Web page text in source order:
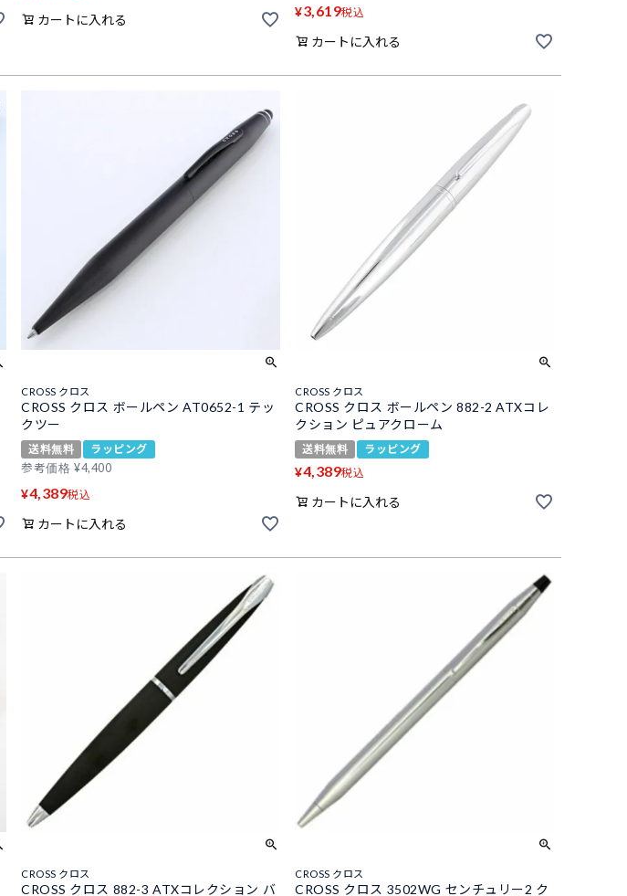
カートに入れる
¥3,619税込
カートに入れる
CROSS クロス
CROSS クロス ボールペン AT0652-1 テッ
クツー
送料無料
ラッピング
参考価格 ¥4,400
¥4,389税込
カートに入れる
CROSS クロス
CROSS クロス ボールペン 882-2 ATXコレ
クション ピュアクローム
送料無料 ラッピング
¥4,389税込
カートに入れる
CROSS クロス
CROSS クロス 882-3 ATXコレクション バ
CROSS クロス
CROSS クロス 3502WG センチュリー2 ク